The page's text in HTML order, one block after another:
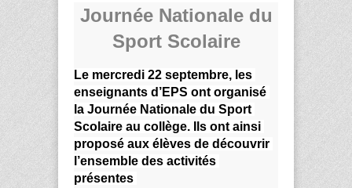
Journée Nationale du
Sport Scolaire
Le mercredi 22 septembre, les
enseignants d’EPS ont organisé
la Journée Nationale du Sport
Scolaire au collège. Ils ont ainsi
proposé aux élèves de découvrir
l’ensemble des activités
présentes